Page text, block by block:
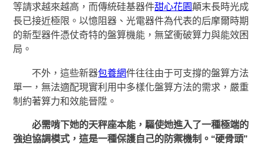
等請求越來越高，而傳統硅基器件甜心花園顛末長時光成
長已接近極限。以憶阻器、光電器件為代表的后摩爾時期
的新型器件憑仗奇特的盤算機能，無望衝破算力與能效困
局。
不外，這些新器包養網件往往由于可支撐的盤算方法
單一，無法適配現實利用中多樣化盤算方法的需求，嚴重
制約著算力和效能晉陞。
必需啃下她的天秤座本能，驅使她進入了一種極端的
強迫協調模式，這是一種保護自己的防禦機制。“硬骨頭”